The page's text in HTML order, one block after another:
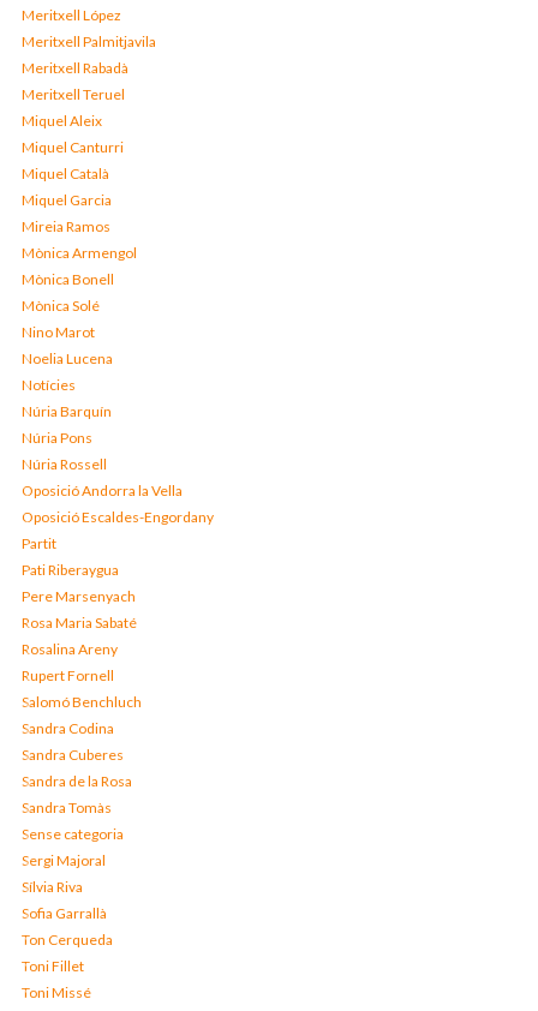
Meritxell López
Meritxell Palmitjavila
Meritxell Rabadà
Meritxell Teruel
Miquel Aleix
Miquel Canturri
Miquel Català
Miquel Garcia
Mireia Ramos
Mònica Armengol
Mònica Bonell
Mònica Solé
Nino Marot
Noelia Lucena
Notícies
Núria Barquín
Núria Pons
Núria Rossell
Oposició Andorra la Vella
Oposició Escaldes-Engordany
Partit
Pati Riberaygua
Pere Marsenyach
Rosa Maria Sabaté
Rosalina Areny
Rupert Fornell
Salomó Benchluch
Sandra Codina
Sandra Cuberes
Sandra de la Rosa
Sandra Tomàs
Sense categoria
Sergi Majoral
Sílvia Riva
Sofia Garrallà
Ton Cerqueda
Toni Fillet
Toni Missé